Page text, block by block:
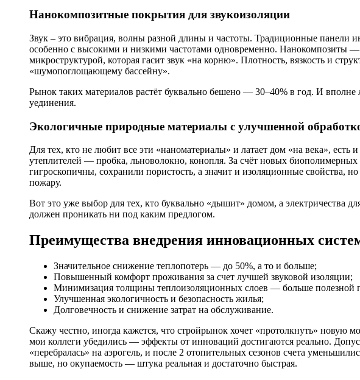
Нанокомпозитные покрытия для звукоизоляции
Звук – это вибрация, волны разной длины и частоты. Традиционные панели
особенно с высокими и низкими частотами одновременно. Нанокомпозиты —
микроструктурой, которая гасит звук «на корню». Плотность, вязкость и
«шумопоглощающему бассейну».
Рынок таких материалов растёт буквально бешено — 30–40% в год. И
уединения.
Экологичные природные материалы с улучшенной
Для тех, кто не любит все эти «наноматериалы» и латает дом «на века», есть
утеплителей — пробка, льноволокно, конопля. За счёт новых биополимерных
гигроскопичны, сохранили пористость, а значит и изоляционные свойства,
пожару.
Вот это уже выбор для тех, кто буквально «дышит» домом, а
должен проникать ни под каким предлогом.
Преимущества внедрения инновационных
Значительное снижение теплопотерь — до 50%, а то и больше;
Повышенный комфорт проживания за счет лучшей звуковой изоляции;
Минимизация толщины теплоизоляционных слоев — больше полезной
Улучшенная экологичность и безопасность жилья;
Долговечность и снижение затрат на обслуживание.
Скажу честно, иногда кажется, что стройрынок хочет «протолкнуть» новую
мои коллеги убедились — эффекты от инноваций достигаются реально.
«перебралась» на аэрогель, и после 2 отопительных сезонов счета
выше, но окупаемость — штука реальная и достаточно быстрая.